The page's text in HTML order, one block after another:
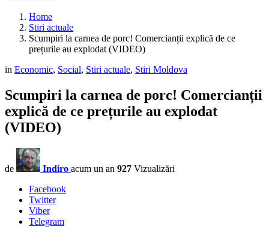
Home
Stiri actuale
Scumpiri la carnea de porc! Comercianții explică de ce
prețurile au explodat (VIDEO)
in Economic, Social, Stiri actuale, Stiri Moldova
Scumpiri la carnea de porc! Comercianții
explică de ce prețurile au explodat
(VIDEO)
de Indiro acum un an 927 Vizualizări
Facebook
Twitter
Viber
Telegram